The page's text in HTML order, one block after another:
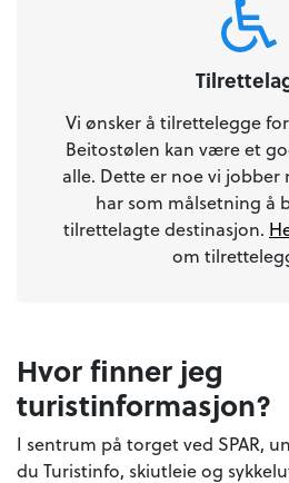
Vi ønsker å tilrettelegge
Beitostølen kan være et
alle. Dette er noe vi jobber
har som målsetning å
tilrettelagte destinasjon.
om
Hvor finner jeg
turistinformasjon?
I sentrum på torget ved SPAR,
du Turistinfo, skiutleie og